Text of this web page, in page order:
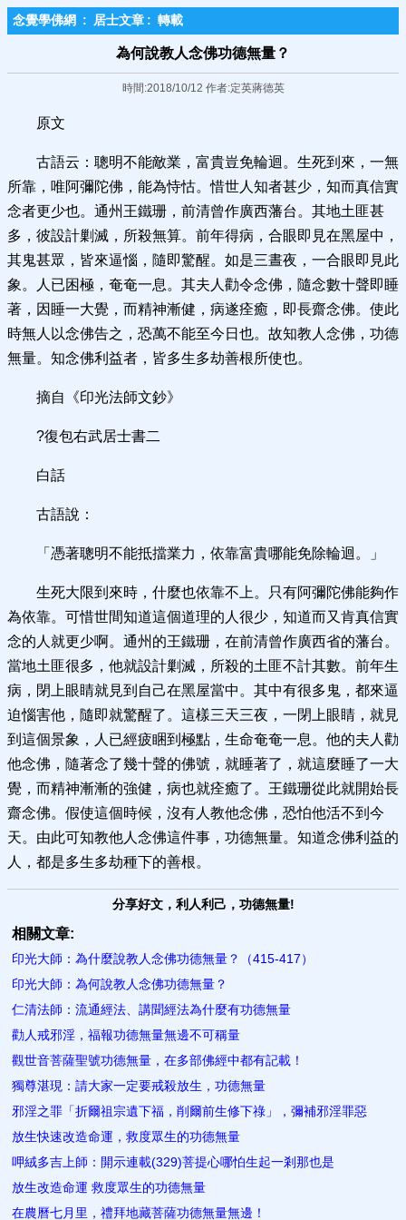
念覺學佛網 : 居士文章 : 轉載
為何說教人念佛功德無量？
時間:2018/10/12 作者:定英蔣德英
原文
古語云：聰明不能敵業，富貴豈免輪迴。生死到來，一無
所靠，唯阿彌陀佛，能為恃怙。惜世人知者甚少，知而真信實
念者更少也。通州王鐵珊，前清曾作廣西藩台。其地土匪甚
多，彼設計剿滅，所殺無算。前年得病，合眼即見在黑屋中，
其鬼甚眾，皆來逼惱，隨即驚醒。如是三晝夜，一合眼即見此
象。人已困極，奄奄一息。其夫人勸令念佛，隨念數十聲即睡
著，因睡一大覺，而精神漸健，病遂痊癒，即長齋念佛。使此
時無人以念佛告之，恐萬不能至今日也。故知教人念佛，功德
無量。知念佛利益者，皆多生多劫善根所使也。
摘自《印光法師文鈔》
?復包右武居士書二
白話
古語說：
「憑著聰明不能抵擋業力，依靠富貴哪能免除輪迴。」
生死大限到來時，什麼也依靠不上。只有阿彌陀佛能夠作
為依靠。可惜世間知道這個道理的人很少，知道而又肯真信實
念的人就更少啊。通州的王鐵珊，在前清曾作廣西省的藩台。
當地土匪很多，他就設計剿滅，所殺的土匪不計其數。前年生
病，閉上眼睛就見到自己在黑屋當中。其中有很多鬼，都來逼
迫惱害他，隨即就驚醒了。這樣三天三夜，一閉上眼睛，就見
到這個景象，人已經疲睏到極點，生命奄奄一息。他的夫人勸
他念佛，隨著念了幾十聲的佛號，就睡著了，就這麼睡了一大
覺，而精神漸漸的強健，病也就痊癒了。王鐵珊從此就開始長
齋念佛。假使這個時候，沒有人教他念佛，恐怕他活不到今
天。由此可知教他人念佛這件事，功德無量。知道念佛利益的
人，都是多生多劫種下的善根。
分享好文，利人利己，功德無量!
相關文章:
印光大師：為什麼說教人念佛功德無量？（415-417）
印光大師：為何說教人念佛功德無量？
仁清法師：流通經法、講聞經法為什麼有功德無量
勸人戒邪淫，福報功德無量無邊不可稱量
觀世音菩薩聖號功德無量，在多部佛經中都有記載！
獨尊湛現：請大家一定要戒殺放生，功德無量
邪淫之罪「折爾祖宗遺下福，削爾前生修下祿」，彌補邪淫罪惡
放生快速改造命運，救度眾生的功德無量
呷絨多吉上師：開示連載(329)菩提心哪怕生起一剎那也是
放生改造命運 救度眾生的功德無量
在農曆七月里，禮拜地藏菩薩功德無量無邊！